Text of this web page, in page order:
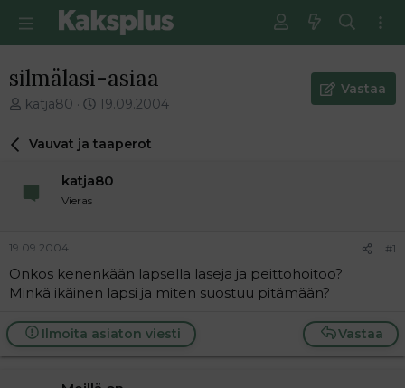
silmälasi-asiaa
V
e
i
t
u
n
l
o
i
katja80
E
s
m
n
v
e
s
t
19.09.2004
Vastaa
Vauvat ja taaperot
katja80
Vieras
19.09.2004 #1
Onkos kenenkään lapsella laseja ja peittohoitoo?
Minkä ikäinen lapsi ja miten suostuu pitämään?
Vastaa
Ilmoita asiaton viesti